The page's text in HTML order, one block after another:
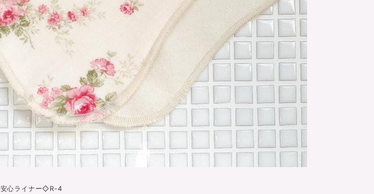
安心ライナー◇R-4